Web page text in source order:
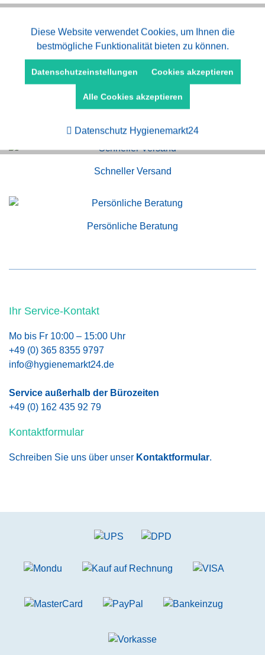
Schneller Versand
Persönliche Beratung
Ihr Service-Kontakt
Mo bis Fr 10:00 – 15:00 Uhr
+49 (0) 365 8355 9797
info@hygienemarkt24.de
Service außerhalb der Bürozeiten
+49 (0) 162 435 92 79
Kontaktformular
Schreiben Sie uns über unser Kontaktformular.
Funktionale Aktiv
Marketing Aktiv
Diese Website verwendet Cookies, um Ihnen die
bestmögliche Funktionalität bieten zu können.
Datenschutzeinstellungen Cookies akzeptieren
Alle Cookies akzeptieren
Datenschutz Hygienemarkt24